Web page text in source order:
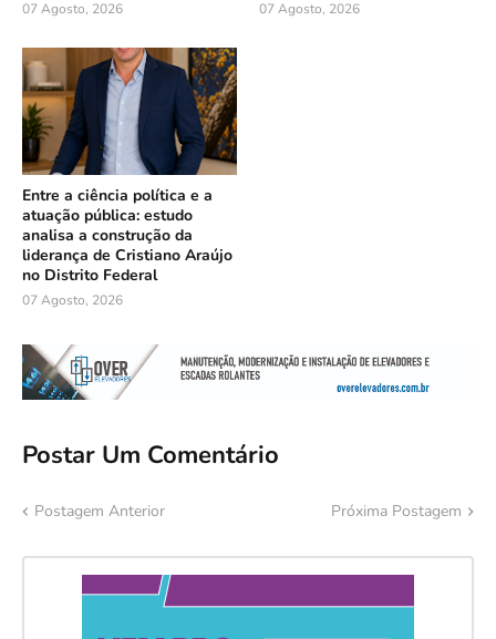
07 Agosto, 2026 07 Agosto, 2026
Entre a ciência política e a
atuação pública: estudo
analisa a construção da
liderança de Cristiano Araújo
no Distrito Federal
07 Agosto, 2026
Postar Um Comentário
Postagem Anterior Próxima Postagem